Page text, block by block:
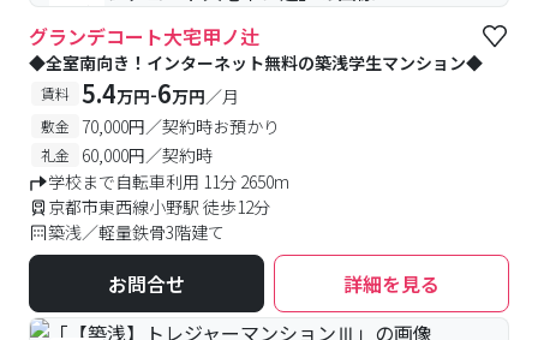
#築浅
グランデコート大宅甲ノ辻
◆全室南向き！インターネット無料の築浅学生マンション◆
賃料 5.4万円-6万円／月
敷金 70,000円／契約時お預かり
礼金
60,000円／契約時
学校まで自転車利用 11分 2650m
京都市東西線小野駅 徒歩12分
築浅／軽量鉄骨3階建て
お問合せ 詳細を見る